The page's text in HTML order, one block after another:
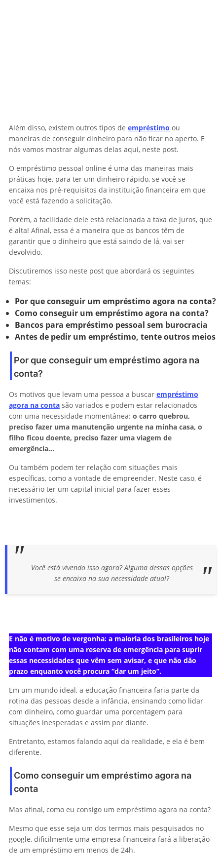
Além disso, existem outros tipos de empréstimo ou
maneiras de conseguir dinheiro para não ficar no aperto. E
nós vamos mostrar algumas delas aqui, neste post.
O empréstimo pessoal online é uma das maneiras mais
práticas hoje, para ter um dinheiro rápido, se você se
encaixa nos pré-requisitos da instituição financeira em que
você está fazendo a solicitação.
Porém, a facilidade dele está relacionada a taxa de juros, que
é alta! Afinal, essa é a maneira que os bancos têm de
garantir que o dinheiro que está saindo de lá, vai ser
devolvido.
Discutiremos isso neste post que abordará os seguintes
temas:
Por que conseguir um empréstimo agora na conta?
Como conseguir um empréstimo agora na conta?
Bancos para empréstimo pessoal sem burocracia
Antes de pedir um empréstimo, tente outros meios
Por que conseguir um empréstimo agora na
conta?
Os motivos que levam uma pessoa a buscar empréstimo
agora na conta são variados e podem estar relacionados
com uma necessidade momentânea: o carro quebrou,
preciso fazer uma manutenção urgente na minha casa, o
filho ficou doente, preciso fazer uma viagem de
emergência…
Ou também podem ter relação com situações mais
específicas, como a vontade de empreender. Neste caso, é
necessário ter um capital inicial para fazer esses
investimentos.
Você está vivendo isso agora? Alguma dessas opções
se encaixa na sua necessidade atual?
E não é motivo de vergonha: a maioria dos brasileiros hoje
não contam com uma reserva de emergência para suprir
essas necessidades que vêm sem avisar, e que não dão
prazo enquanto você procura “dar um jeito”.
Em um mundo ideal, a educação financeira faria parte da
rotina das pessoas desde a infância, ensinando como lidar
com dinheiro, como guardar uma porcentagem para
situações inesperadas e assim por diante.
Entretanto, estamos falando aqui da realidade, e ela é bem
diferente.
Como conseguir um empréstimo agora na
conta
Mas afinal, como eu consigo um empréstimo agora na conta?
Mesmo que esse seja um dos termos mais pesquisados no
google, dificilmente uma empresa financeira fará a liberação
de um empréstimo em menos de 24h.